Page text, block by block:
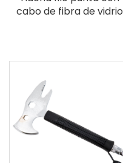
cabo de fibra de vidrio